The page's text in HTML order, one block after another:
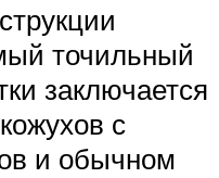
точильный
заключается
с
и обычном